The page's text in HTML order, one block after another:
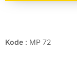
Kode : MP 72